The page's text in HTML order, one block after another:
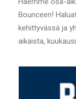
Bounceen!
kehittyvässä ja
aikaista,